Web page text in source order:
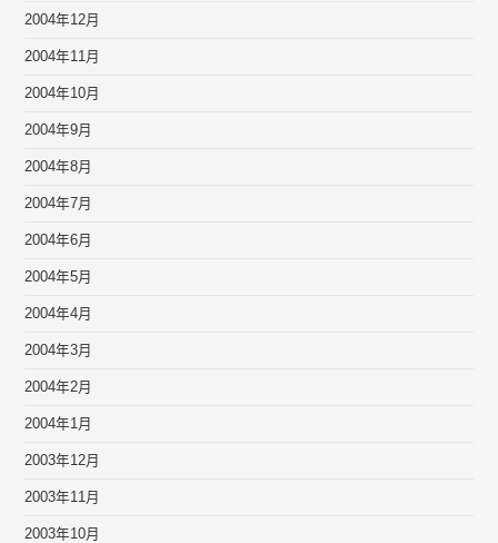
2004年12月
2004年11月
2004年10月
2004年9月
2004年8月
2004年7月
2004年6月
2004年5月
2004年4月
2004年3月
2004年2月
2004年1月
2003年12月
2003年11月
2003年10月